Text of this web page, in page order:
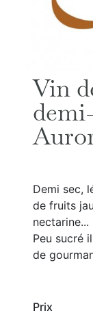
Vin
Demi sec,
de fruits
nectarine...
Peu sucré
de
Prix